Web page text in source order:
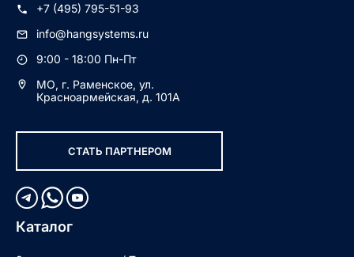
+7 (495) 795-51-93
info@hangsystems.ru
9:00 - 18:00 Пн-Пт
МО, г. Раменское, ул.
Красноармейская, д. 101А
СТАТЬ ПАРТНЕРОМ
Каталог